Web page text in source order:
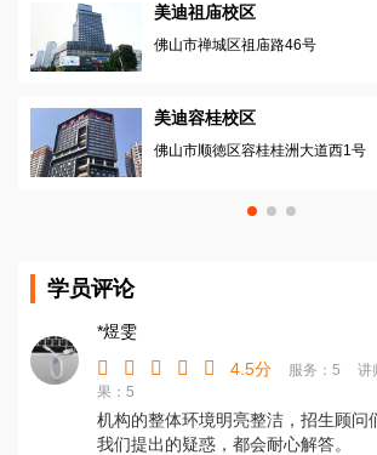
美迪祖庙校区
佛山市禅城区祖庙路46号
美迪容桂校区
佛山市顺徳区容桂桂洲大道西1号
学员评论
*煜雯
4.5分
服务：5 讲
果：5
机构的整体环境明亮整洁，招生顾问
我们提出的疑惑，都会耐心解答。